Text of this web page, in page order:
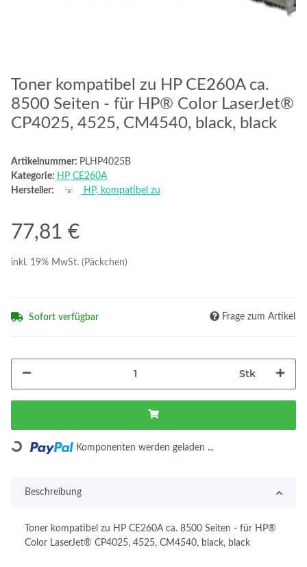
Toner kompatibel zu HP CE260A ca.
8500 Seiten - für HP® Color LaserJet®
CP4025, 4525, CM4540, black, black
Artikelnummer: PLHP4025B
Kategorie: HP CE260A
Hersteller:
HP, kompatibel zu
77,81 €
inkl. 19% MwSt. (Päckchen)
Sofort verfügbar Frage zum Artikel
Stk
Loading... Komponenten werden geladen ...
Beschreibung
Toner kompatibel zu HP CE260A ca. 8500 Seiten - für HP®
Color LaserJet® CP4025, 4525, CM4540, black, black